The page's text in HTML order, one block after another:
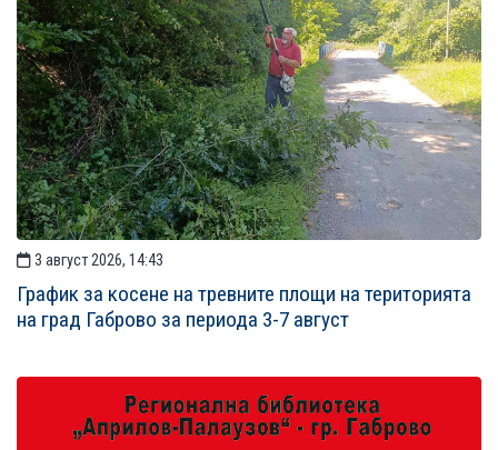
3 август 2026, 14:43
График за косене на тревните площи на територията
на град Габрово за периода 3-7 август